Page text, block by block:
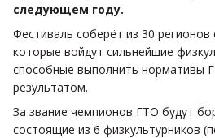
следующем году.
Фестиваль соберёт из 30
которые войдут сильнейшие
способные выполнить нормативы
результатом.
За звание чемпионов ГТО будут
состоящие из 6 физкультурников